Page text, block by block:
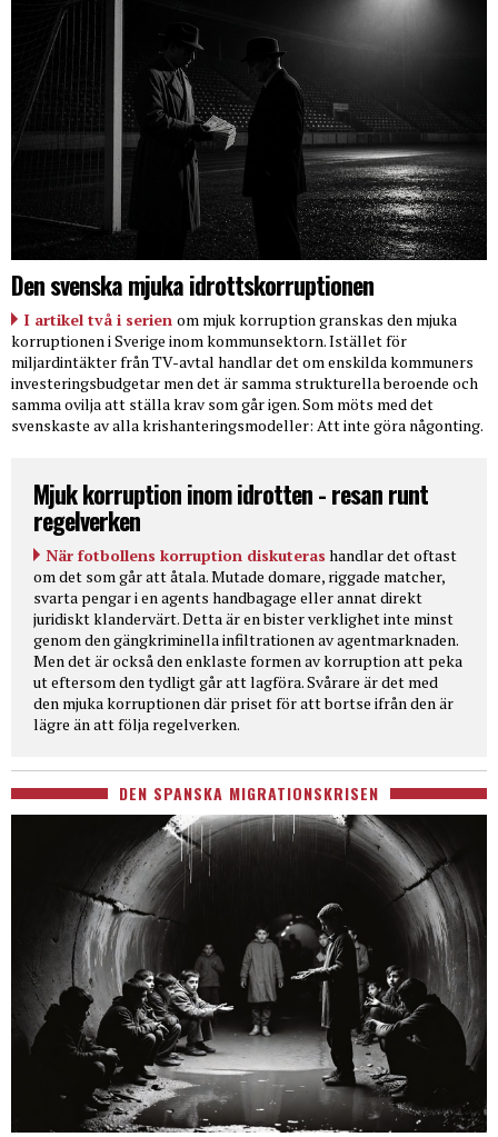
Den svenska mjuka idrottskorruptionen
I artikel två i serien om mjuk korruption granskas den mjuka
korruptionen i Sverige inom kommunsektorn. Istället för
miljardintäkter från TV-avtal handlar det om enskilda kommuners
investeringsbudgetar men det är samma strukturella beroende och
samma ovilja att ställa krav som går igen. Som möts med det
svenskaste av alla krishanteringsmodeller: Att inte göra någonting.
Mjuk korruption inom idrotten - resan runt
regelverken
När fotbollens korruption diskuteras handlar det oftast
om det som går att åtala. Mutade domare, riggade matcher,
svarta pengar i en agents handbagage eller annat direkt
juridiskt klandervärt. Detta är en bister verklighet inte minst
genom den gängkriminella infiltrationen av agentmarknaden.
Men det är också den enklaste formen av korruption att peka
ut eftersom den tydligt går att lagföra. Svårare är det med
den mjuka korruptionen där priset för att bortse ifrån den är
lägre än att följa regelverken.
DEN SPANSKA MIGRATIONSKRISEN